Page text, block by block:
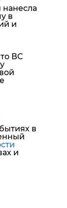
нанесла
в
и
ВС
в
и